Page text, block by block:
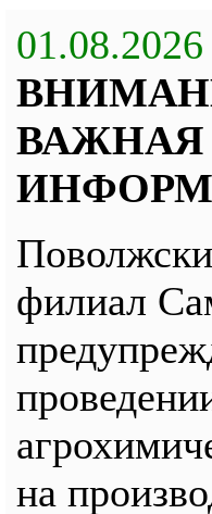
01.08.2026
ВАЖНАЯ
филиал
на